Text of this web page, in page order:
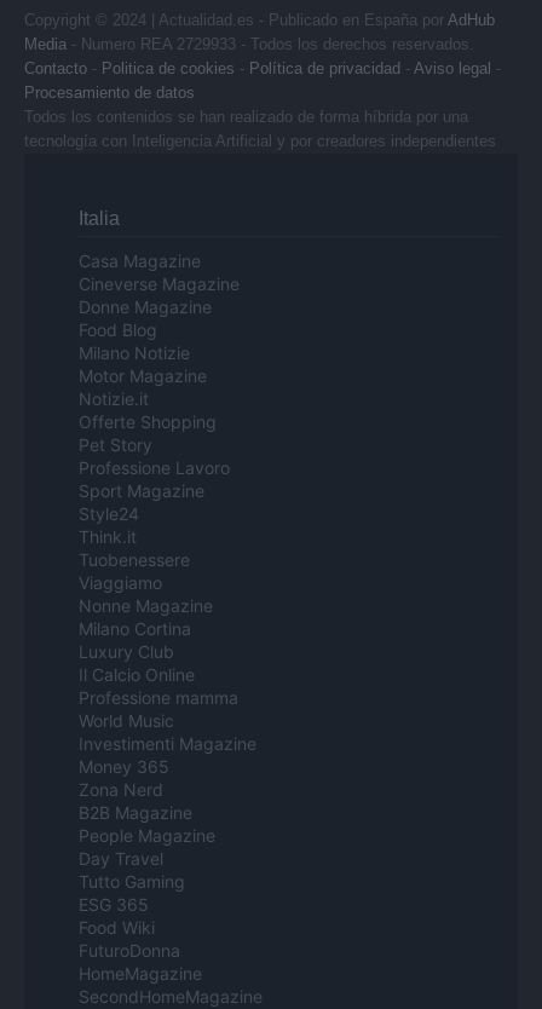
Copyright © 2024 | Actualidad.es - Publicado en España por AdHub
Media - Numero REA 2729933 - Todos los derechos reservados.
Contacto - Politica de cookies - Política de privacidad - Aviso legal -
Procesamiento de datos
Todos los contenidos se han realizado de forma híbrida por una
tecnología con Inteligencia Artificial y por creadores independientes
Italia
Casa Magazine
Cineverse Magazine
Donne Magazine
Food Blog
Milano Notizie
Motor Magazine
Notizie.it
Offerte Shopping
Pet Story
Professione Lavoro
Sport Magazine
Style24
Think.it
Tuobenessere
Viaggiamo
Nonne Magazine
Milano Cortina
Luxury Club
Il Calcio Online
Professione mamma
World Music
Investimenti Magazine
Money 365
Zona Nerd
B2B Magazine
People Magazine
Day Travel
Tutto Gaming
ESG 365
Food Wiki
FuturoDonna
HomeMagazine
SecondHomeMagazine